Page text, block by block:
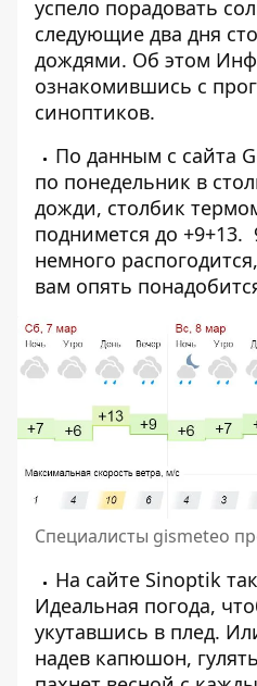
успело порадовать
следующие два дня
дождями. Об этом
ознакомившись с
синоптиков.
По данным с сайта
по понедельник в
дожди, столбик
поднимется до +9+13.
немного
вам опять
Специалисты gismeteo
На сайте Sinoptik
Идеальная погода,
укутавшись в плед.
надев капюшон,